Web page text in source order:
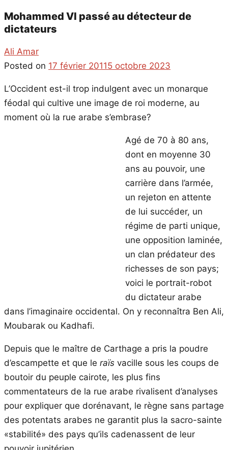
Mohammed VI passé au détecteur de
dictateurs
Ali Amar
Posted on 17 février 20115 octobre 2023
L’Occident est-il trop indulgent avec un monarque
féodal qui cultive une image de roi moderne, au
moment où la rue arabe s’embrase?
Agé de 70 à 80 ans,
dont en moyenne 30
ans au pouvoir, une
carrière dans l’armée,
un rejeton en attente
de lui succéder, un
régime de parti unique,
une opposition laminée,
un clan prédateur des
richesses de son pays;
voici le portrait-robot
du dictateur arabe
dans l’imaginaire occidental. On y reconnaîtra Ben Ali,
Moubarak ou Kadhafi.
Depuis que le maître de Carthage a pris la poudre
d’escampette et que le raïs vacille sous les coups de
boutoir du peuple cairote, les plus fins
commentateurs de la rue arabe rivalisent d’analyses
pour expliquer que dorénavant, le règne sans partage
des potentats arabes ne garantit plus la sacro-sainte
«stabilité» des pays qu’ils cadenassent de leur